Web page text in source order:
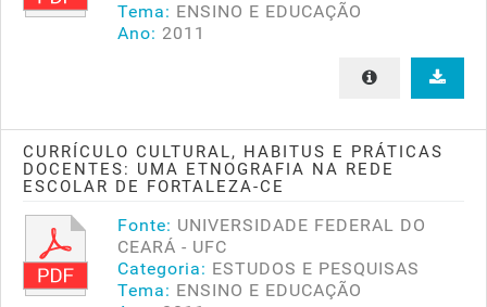
Tema: ENSINO E EDUCAÇÃO
Ano: 2011
CURRÍCULO CULTURAL, HABITUS E PRÁTICAS
DOCENTES: UMA ETNOGRAFIA NA REDE
ESCOLAR DE FORTALEZA-CE
Fonte: UNIVERSIDADE FEDERAL DO
CEARÁ - UFC
Categoria: ESTUDOS E PESQUISAS
Tema: ENSINO E EDUCAÇÃO